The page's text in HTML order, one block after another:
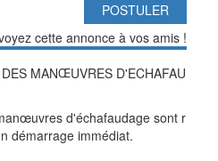
POSTULER
cette annonce à vos amis !
MANŒUVRES D'ECHAFAU
d'échafaudage sont r
démarrage immédiat.